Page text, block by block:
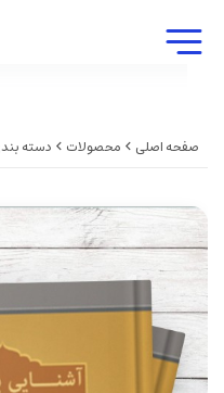
صفحه اصلی محصولات دسته